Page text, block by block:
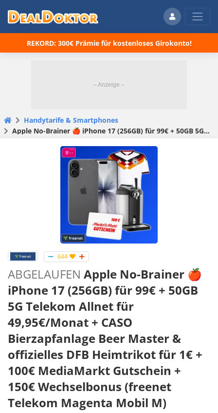
REKORD: 300€ Prämie für kostenloses Girokonto!
Handytarife & Smartphones
Apple No-Brainer 🍎 iPhone 17 (256GB) für 99€ + 50GB 5G Telekom Allnet für 49,95€/Monat + CASO Bierzapfanlage Beer Master & offizielles DFB Heimtrikot für 1€ + 100€ MediaMarkt Gutschein + 150€ Wechselbonus (freenet Telekom Magenta Mobil M)
644
ABGELAUFEN Apple No-Brainer 🍎
iPhone 17 (256GB) für 99€ + 50GB
5G Telekom Allnet für
49,95€/Monat + CASO
Bierzapfanlage Beer Master &
offizielles DFB Heimtrikot für 1€ +
100€ MediaMarkt Gutschein +
150€ Wechselbonus (freenet
Telekom Magenta Mobil M)